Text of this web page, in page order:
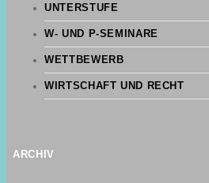
UNTERSTUFE
W- UND P-SEMINARE
WETTBEWERB
WIRTSCHAFT UND RECHT
ARCHIV